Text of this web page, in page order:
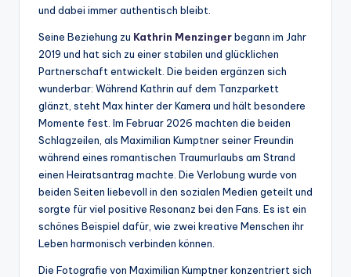
und dabei immer authentisch bleibt.
Seine Beziehung zu Kathrin Menzingerbegann im Jahr
2019 und hat sich zu einer stabilen und glücklichen
Partnerschaft entwickelt. Die beiden ergänzen sich
wunderbar: Während Kathrin auf dem Tanzparkett
glänzt, steht Max hinter der Kamera und hält besondere
Momente fest. Im Februar 2026 machten die beiden
Schlagzeilen, als Maximilian Kumptner seiner Freundin
während eines romantischen Traumurlaubs am Strand
einen Heiratsantrag machte. Die Verlobung wurde von
beiden Seiten liebevoll in den sozialen Medien geteilt und
sorgte für viel positive Resonanz bei den Fans. Es ist ein
schönes Beispiel dafür, wie zwei kreative Menschen ihr
Leben harmonisch verbinden können.
Die Fotografie von Maximilian Kumptner konzentriert sich